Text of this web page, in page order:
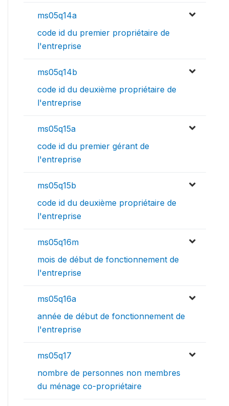
ms05q14a
code id du premier propriétaire de
l'entreprise
ms05q14b
code id du deuxième propriétaire de
l'entreprise
ms05q15a
code id du premier gérant de
l'entreprise
ms05q15b
code id du deuxième propriétaire de
l'entreprise
ms05q16m
mois de début de fonctionnement de
l'entreprise
ms05q16a
année de début de fonctionnement de
l'entreprise
ms05q17
nombre de personnes non membres
du ménage co-propriétaire